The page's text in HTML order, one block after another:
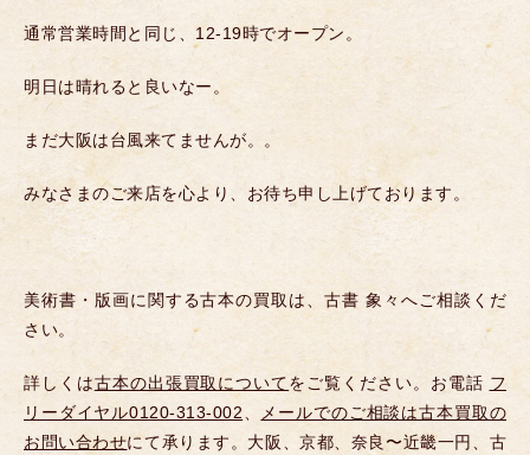
通常営業時間と同じ、12-19時でオープン。
明日は晴れると良いなー。
まだ大阪は台風来てませんが。。
みなさまのご来店を心より、お待ち申し上げております。
美術書・版画に関する古本の買取は、古書 象々へご相談くだ
さい。
詳しくは古本の出張買取についてをご覧ください。お電話 フ
リーダイヤル0120-313-002、
メールでのご相談は古本買取の
お問い合わせにて承ります。大阪、京都、奈良〜近畿一円、古